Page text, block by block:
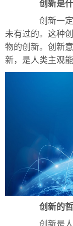
创新是什
创新一定
未有过的。这种
物的创新。创新
新，是人类主观
创新的哲